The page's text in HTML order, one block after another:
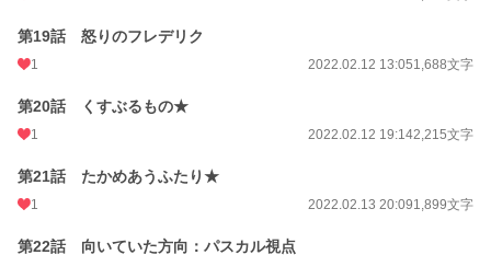
第19話 怒りのフレデリク
1 2022.02.12 13:051,688文字
第20話 くすぶるもの★
1 2022.02.12 19:142,215文字
第21話 たかめあうふたり★
1 2022.02.13 20:091,899文字
第22話 向いていた方向：パスカル視点